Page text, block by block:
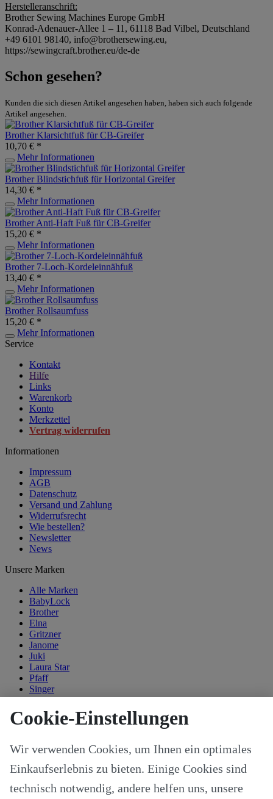
Herstelleranschrift:
Brother Sewing Machines Europe GmbH
Konrad-Adenauer-Allee 1 – 11, 61118 Bad Vilbel, Deutschland
+49 6101 98140, info@brothersewing.eu,
https://sewingcraft.brother.eu/de-de
Schon gesehen?
Kunden die sich diesen Artikel angesehen haben, haben sich auch folgende
Artikel angesehen.
Brother Klarsichtfuß für CB-Greifer
10,70 € *
Mehr Informationen
Brother Blindstichfuß für Horizontal Greifer
14,30 € *
Mehr Informationen
Brother Anti-Haft Fuß für CB-Greifer
15,20 € *
Mehr Informationen
Brother 7-Loch-Kordeleinnähfuß
13,40 € *
Mehr Informationen
Brother Rollsaumfuss
15,20 € *
Mehr Informationen
Service
Kontakt
Hilfe
Links
Warenkorb
Konto
Merkzettel
Vertrag widerrufen
Informationen
Impressum
AGB
Datenschutz
Versand und Zahlung
Widerrufsrecht
Wie bestellen?
Newsletter
News
Unsere Marken
Alle Marken
BabyLock
Brother
Elna
Gritzner
Janome
Juki
Laura Star
Pfaff
Singer
Kategorien
Nähzubehör
Ersatzteile
Stricken und Häkeln
Schneideplotter und Zubehör
Cookie-Einstellungen
Wir verwenden Cookies, um Ihnen ein optimales
Einkaufserlebnis zu bieten. Einige Cookies sind
technisch notwendig, andere helfen uns, unsere